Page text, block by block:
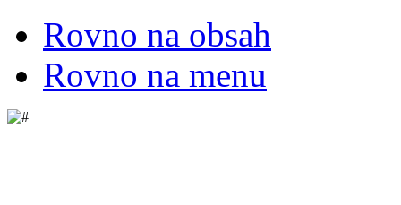
Rovno na obsah
Rovno na menu